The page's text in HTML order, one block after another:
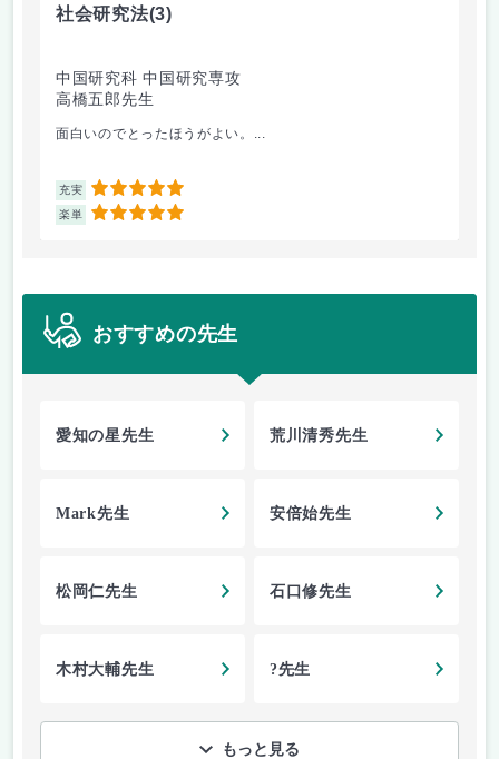
社会研究法(3)
中国研究科 中国研究専攻
高橋五郎先生
面白いのでとったほうがよい。...
充実 5
楽単 5
おすすめの先生
愛知の星先生 荒川清秀先生
Mark先生 安倍始先生
松岡仁先生 石口修先生
木村大輔先生 ?先生
もっと見る